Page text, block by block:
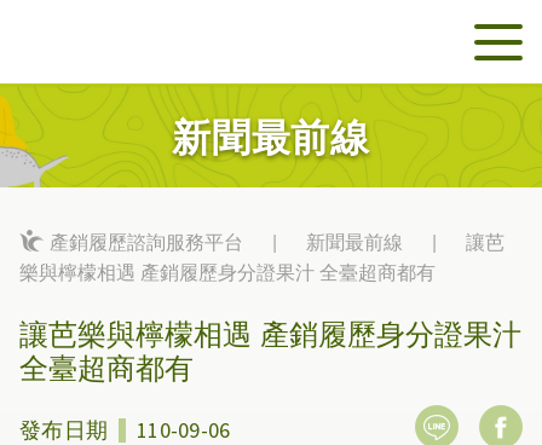
新聞最前線
產銷履歷諮詢服務平台 | 新聞最前線 |
讓芭
樂與檸檬相遇 產銷履歷身分證果汁 全臺超商都有
讓芭樂與檸檬相遇 產銷履歷身分證果汁
全臺超商都有
發布日期 110-09-06